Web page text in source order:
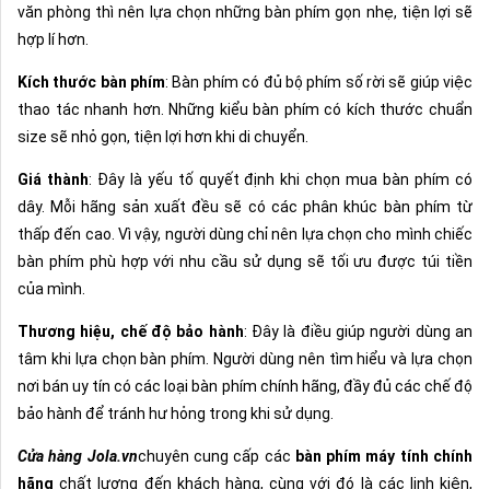
văn phòng thì nên lựa chọn những bàn phím gọn nhẹ, tiện lợi sẽ
hợp lí hơn.
Kích thước bàn phím: Bàn phím có đủ bộ phím số rời sẽ giúp việc
thao tác nhanh hơn. Những kiểu bàn phím có kích thước chuẩn
size sẽ nhỏ gọn, tiện lợi hơn khi di chuyển.
Giá thành: Đây là yếu tố quyết định khi chọn mua bàn phím có
dây. Mỗi hãng sản xuất đều sẽ có các phân khúc bàn phím từ
thấp đến cao. Vì vậy, người dùng chỉ nên lựa chọn cho mình chiếc
bàn phím phù hợp với nhu cầu sử dụng sẽ tối ưu được túi tiền
của mình.
Thương hiệu, chế độ bảo hành: Đây là điều giúp người dùng an
tâm khi lựa chọn bàn phím. Người dùng nên tìm hiểu và lựa chọn
nơi bán uy tín có các loại bàn phím chính hãng, đầy đủ các chế độ
bảo hành để tránh hư hỏng trong khi sử dụng.
Cửa hàng Jola.vnchuyên cung cấp các bàn phím máy tính chính
hãng chất lượng đến khách hàng, cùng với đó là các linh kiện,